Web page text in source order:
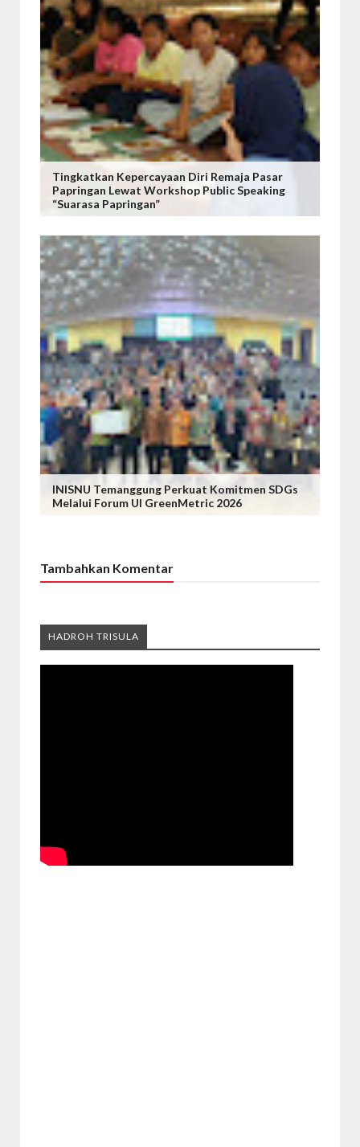
Tingkatkan Kepercayaan Diri Remaja Pasar
Papringan Lewat Workshop Public Speaking
“Suarasa Papringan”
INISNU Temanggung Perkuat Komitmen SDGs
Melalui Forum UI GreenMetric 2026
Tambahkan Komentar
HADROH TRISULA